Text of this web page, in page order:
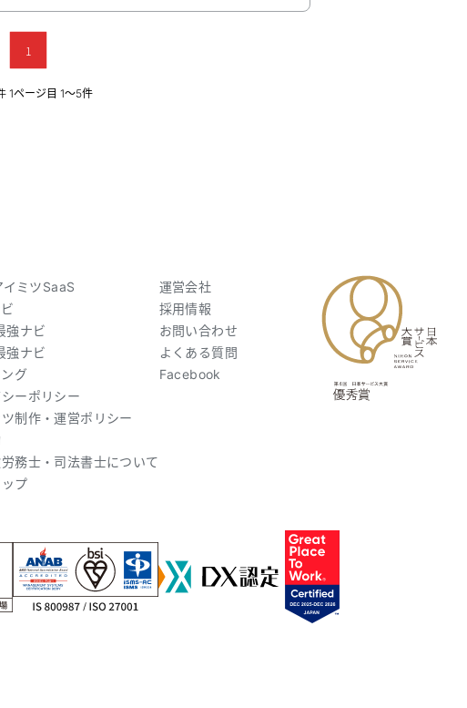
1
1ページ目 1〜5件
イミツSaaS
強ナビ
強ナビ
グ
ーポリシー
制作・運営ポリシー
務士・司法書士について
プ
運営会社
採用情報
お問い合わせ
よくある質問
Facebook